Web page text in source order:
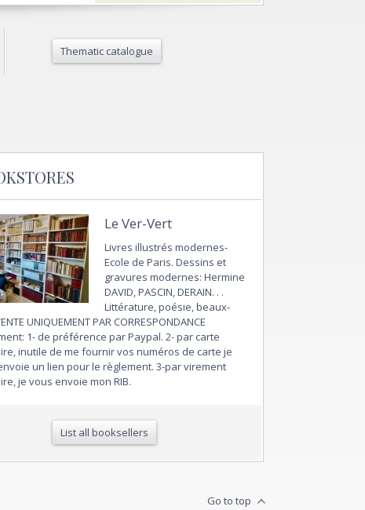
Thematic catalogue
Le Ver-Vert
Livres illustrés modernes-
Ecole de Paris. Dessins et
gravures modernes: Hermine
DAVID, PASCIN, DERAIN. . .
Littérature, poésie, beaux-
UNIQUEMENT PAR CORRESPONDANCE
1- de préférence par Paypal. 2- par carte
inutile de me fournir vos numéros de carte je
un lien pour le règlement. 3-par virement
je vous envoie mon RIB.
List all booksellers
Go to top